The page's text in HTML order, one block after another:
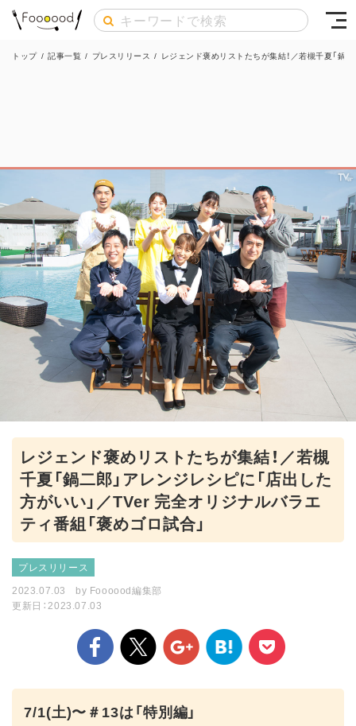
トップ / 記事一覧 / プレスリリース / レジェンド褒めリストたちが集結！／若槻千夏「鍋
レジェンド褒めリストたちが集結！／若槻
千夏「鍋二郎」アレンジレシピに「店出した
方がいい」／TVer 完全オリジナルバラエ
ティ番組「褒めゴロ試合」
プレスリリース
2023.07.03
by Foooood編集部
更新日：2023.07.03
7/1(土)〜＃13は「特別編」